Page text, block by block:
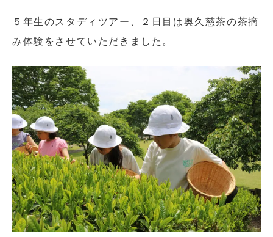
採用情報
関連リンク サイトマップ
個人情報の取り扱いについて
サイトポリシー
５年生のスタディツアー、２日目は奥久慈茶の茶摘
み体験をさせていただきました。